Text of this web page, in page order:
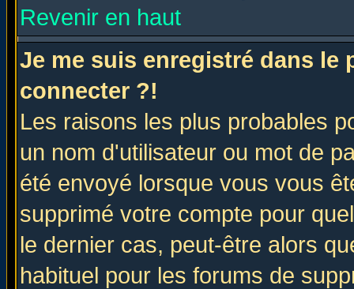
Revenir en haut
Je me suis enregistré dans le
connecter ?!
Les raisons les plus probables
un nom d'utilisateur ou mot de
été envoyé lorsque vous vous
supprimé votre compte pour
le dernier cas, peut-être alors
habituel pour les forums de